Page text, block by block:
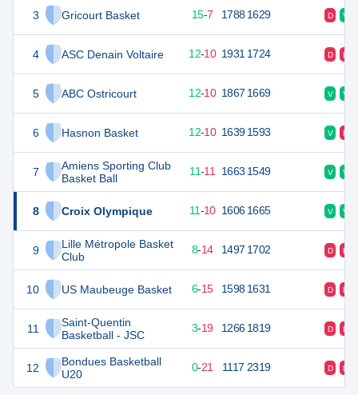
3 Gricourt Basket
4 ASC Denain Voltaire
5 ABC Ostricourt
6 Hasnon Basket
7
Amiens Sporting Club
Basket Ball
8 Croix Olympique
9
Lille Métropole Basket
Club
10 US Maubeuge Basket
11
Saint-Quentin
Basketball - JSC
12
Bondues Basketball
U20
15-7 1788 1629 D V
34 12-10 1931 1724 D D
12-10 1867 1669 V V
12-10 1639 1593 V D
33 22 11-11 1663 1549 V V
32 11-10 1606 1665 V V
30 22 8-14 1497 1702 D D
27 22 6-15 1598 1631 D D
25 3-19 1266 1819 D D
21 0-21 1117 2319 D D